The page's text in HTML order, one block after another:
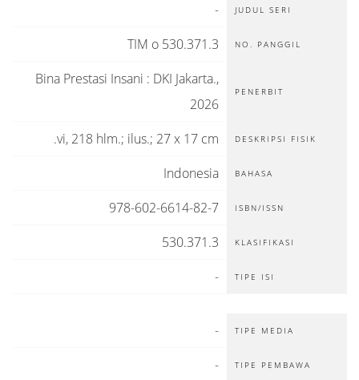
JUDUL SERI
-
NO. PANGGIL
530.371.3 TIM o
PENERBIT
Bina Prestasi Insani : DKI Jakarta.,
2026
DESKRIPSI FISIK
vi, 218 hlm.; ilus.; 27 x 17 cm.
BAHASA
Indonesia
ISBN/ISSN
978-602-6614-82-7
KLASIFIKASI
530.371.3
TIPE ISI
-
TIPE MEDIA
-
TIPE PEMBAWA
-